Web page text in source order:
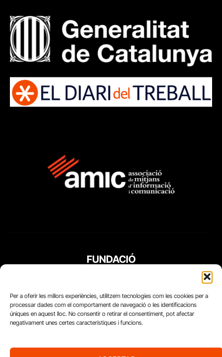
Per a oferir les millors experiències, utilitzem tecnologies com les cookies per a
processar dades com el comportament de navegació o les identificacions
úniques en aquest lloc. No consentir o retirar el consentiment, pot afectar
negativament unes certes característiques i funcions.
FUNDACIÓ